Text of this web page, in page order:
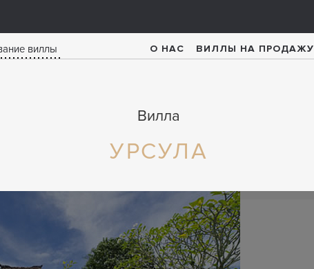
О НАС ВИЛЛЫ НА ПРОДАЖУ
Вилла
УРСУЛА